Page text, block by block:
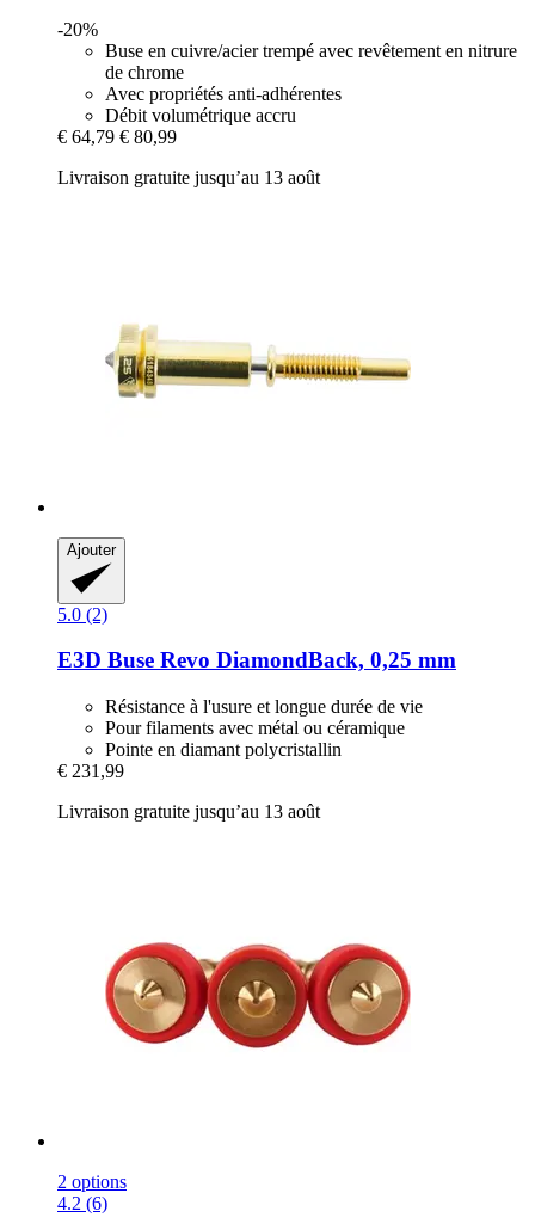
-20%
Buse en cuivre/acier trempé avec revêtement en nitrure
de chrome
Avec propriétés anti-adhérentes
Débit volumétrique accru
€ 64,79 € 80,99
Livraison gratuite jusqu’au 13 août
Ajouter
5.0 (2)
E3D Buse Revo DiamondBack, 0,25 mm
Résistance à l'usure et longue durée de vie
Pour filaments avec métal ou céramique
Pointe en diamant polycristallin
€ 231,99
Livraison gratuite jusqu’au 13 août
2 options
4.2 (6)